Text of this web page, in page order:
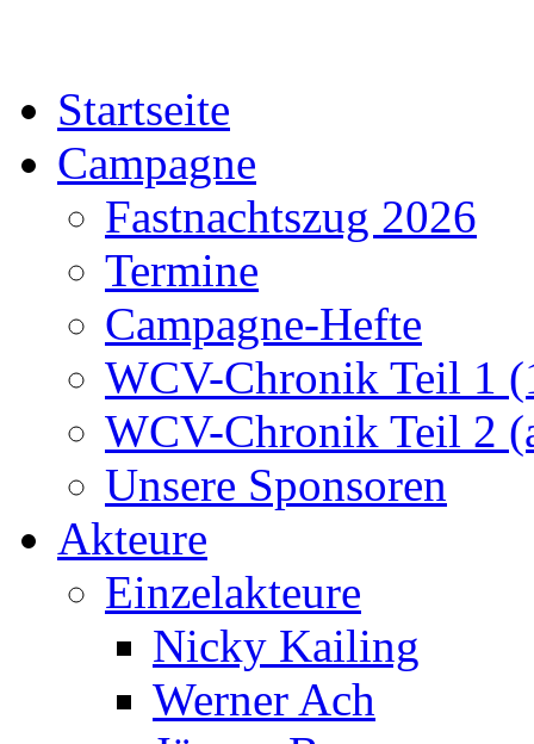
Startseite
Campagne
Fastnachtszug 2026
Termine
Campagne-Hefte
WCV-Chronik Teil 1
WCV-Chronik Teil 2
Unsere Sponsoren
Akteure
Einzelakteure
Nicky Kailing
Werner Ach